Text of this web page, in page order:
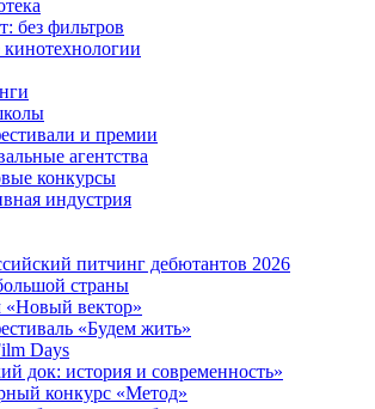
без фильтров
и премии
агентства
конкурсы
индустрия
питчинг дебютантов 2026
страны
вектор»
«Будем жить»
Days
док: история и современность»
конкурс «Метод»